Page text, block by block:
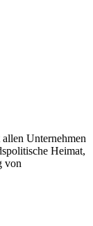
Unternehmen
Heimat,
von